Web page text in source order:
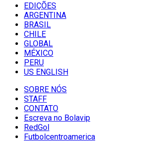
EDIÇÕES
ARGENTINA
BRASIL
CHILE
GLOBAL
MÉXICO
PERU
US ENGLISH
SOBRE NÓS
STAFF
CONTATO
Escreva no Bolavip
RedGol
Futbolcentroamerica